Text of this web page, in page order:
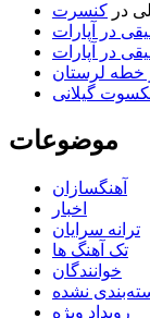
در
در آپارات
در آپارات
خطه لرستان
گیلانی
موضوعات
آهنگسازان
اخبار
ترانه سرایان
تک آهنگ ها
خوانندگان
نشده
رویداد ویژه